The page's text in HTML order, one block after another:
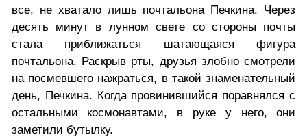
все, не хватало лишь почтальона Печкина. Через
десять минут в лунном свете со стороны почты
стала приближаться шатающаяся фигура
почтальона. Раскрыв рты, друзья злобно смотрели
на посмевшего нажраться, в такой знаменательный
день, Печкина. Когда провинившийся поравнялся с
остальными космонавтами, в руке у него, они
заметили бутылку.